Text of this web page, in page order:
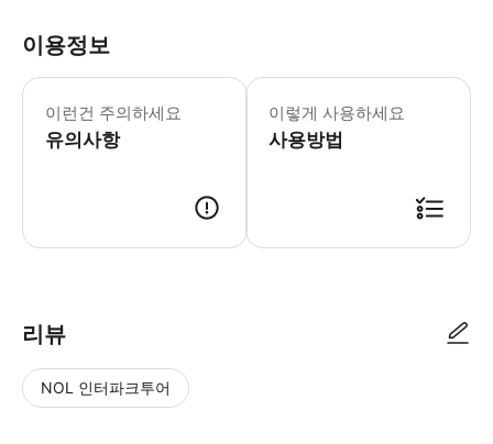
이용정보
이런건 주의하세요
유의사항
이렇게 사용하세요
사용방법
리뷰
NOL 인터파크투어